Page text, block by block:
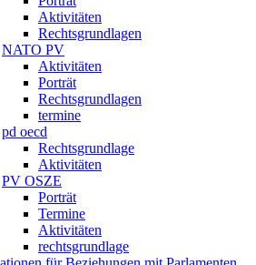
Aktivitäten
Rechtsgrundlagen
NATO PV
Aktivitäten
Porträt
Rechtsgrundlagen
termine
pd oecd
Rechtsgrundlage
Aktivitäten
PV OSZE
Porträt
Termine
Aktivitäten
rechtsgrundlage